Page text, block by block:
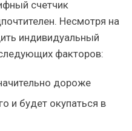
счетчик
Несмотря на
индивидуальный
факторов:
дороже
и будет окупаться в